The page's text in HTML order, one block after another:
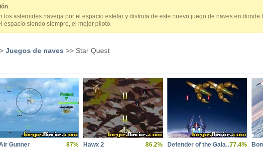
los asteroides navega por el espacio estelar y disfruta de este nuevo juego de naves en
espacio siendo siempre, el mejor piloto.
Juegos de naves >> Star Quest
Gunner 87% Hawx 2 86.2% Defender of the Galaxy77.4%